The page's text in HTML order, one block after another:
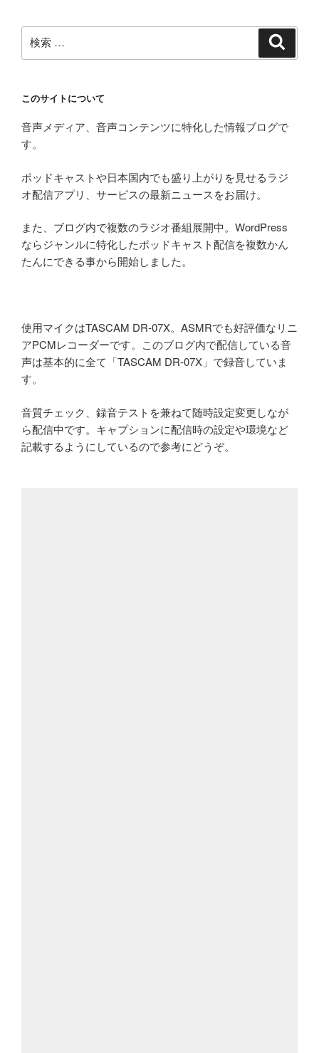
索:
このサイトについて
音声メディア、音声コンテンツに特化した情報ブログで
す。
ポッドキャストや日本国内でも盛り上がりを見せるラジ
オ配信アプリ、サービスの最新ニュースをお届け。
また、ブログ内で複数のラジオ番組展開中。WordPress
ならジャンルに特化したポッドキャスト配信を複数かん
たんにできる事から開始しました。
使用マイクはTASCAM DR-07X。ASMRでも好評価なリニ
アPCMレコーダーです。このブログ内で配信している音
声は基本的に全て「TASCAM DR-07X」で録音していま
す。
音質チェック、録音テストを兼ねて随時設定変更しなが
ら配信中です。キャプションに配信時の設定や環境など
記載するようにしているので参考にどうぞ。